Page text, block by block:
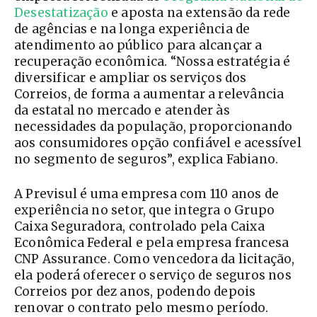
Desestatização e aposta na extensão da rede
de agências e na longa experiência de
atendimento ao público para alcançar a
recuperação econômica. “Nossa estratégia é
diversificar e ampliar os serviços dos
Correios, de forma a aumentar a relevância
da estatal no mercado e atender às
necessidades da população, proporcionando
aos consumidores opção confiável e acessível
no segmento de seguros”, explica Fabiano.
A Previsul é uma empresa com 110 anos de
experiência no setor, que integra o Grupo
Caixa Seguradora, controlado pela Caixa
Econômica Federal e pela empresa francesa
CNP Assurance. Como vencedora da licitação,
ela poderá oferecer o serviço de seguros nos
Correios por dez anos, podendo depois
renovar o contrato pelo mesmo período.